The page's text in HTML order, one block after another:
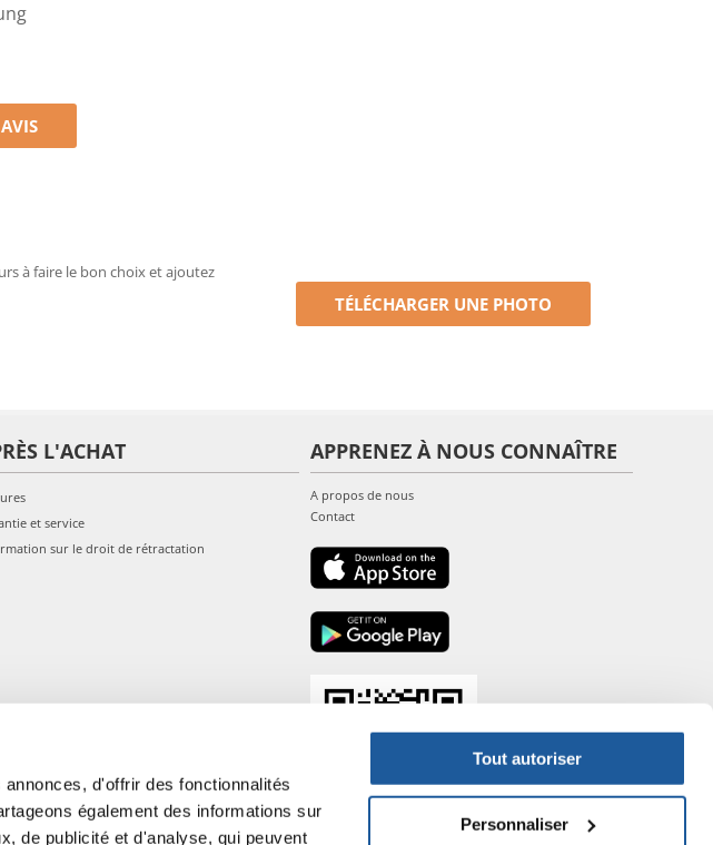
d'offrir des fonctionnalités
également des informations sur
de publicité et d'analyse, qui peuvent
Tout autoriser
Personnaliser
à faire le bon choix et ajoutez
TÉLÉCHARGER UNE PHOTO
L'ACHAT
et service
sur le droit de rétractation
APPRENEZ À NOUS CONNAÎTRE
A propos de nous
Contact